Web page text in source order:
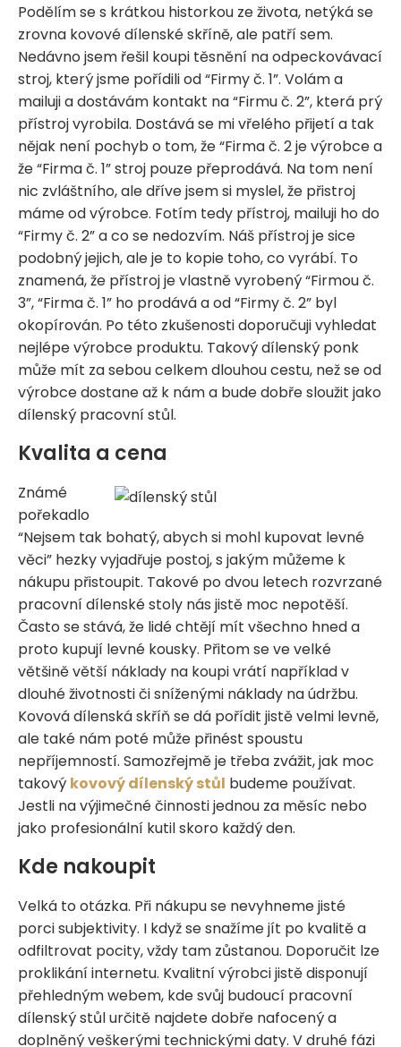
Podělím se s krátkou historkou ze života, netýká se
zrovna kovové dílenské skříně, ale patří sem.
Nedávno jsem řešil koupi těsnění na odpeckovávací
stroj, který jsme pořídili od “Firmy č. 1”. Volám a
mailuji a dostávám kontakt na “Firmu č. 2”, která prý
přístroj vyrobila. Dostává se mi vřelého přijetí a tak
nějak není pochyb o tom, že “Firma č. 2 je výrobce a
že “Firma č. 1” stroj pouze přeprodává. Na tom není
nic zvláštního, ale dříve jsem si myslel, že přistroj
máme od výrobce. Fotím tedy přístroj, mailuji ho do
“Firmy č. 2” a co se nedozvím. Náš přístroj je sice
podobný jejich, ale je to kopie toho, co vyrábí. To
znamená, že přístroj je vlastně vyrobený “Firmou č.
3”, “Firma č. 1” ho prodává a od “Firmy č. 2” byl
okopírován. Po této zkušenosti doporučuji vyhledat
nejlépe výrobce produktu. Takový dílenský ponk
může mít za sebou celkem dlouhou cestu, než se od
výrobce dostane až k nám a bude dobře sloužit jako
dílenský pracovní stůl.
Kvalita a cena
Známé
pořekadlo
“Nejsem tak bohatý, abych si mohl kupovat levné
věci” hezky vyjadřuje postoj, s jakým můžeme k
nákupu přistoupit. Takové po dvou letech rozvrzané
pracovní dílenské stoly nás jistě moc nepotěší.
Často se stává, že lidé chtějí mít všechno hned a
proto kupují levné kousky. Přitom se ve velké
většině větší náklady na koupi vrátí například v
dlouhé životnosti či sníženými náklady na údržbu.
Kovová dílenská skříň se dá pořídit jistě velmi levně,
ale také nám poté může přinést spoustu
nepříjemností. Samozřejmě je třeba zvážit, jak moc
takový kovový dílenský stůl budeme používat.
Jestli na výjimečné činnosti jednou za měsíc nebo
jako profesionální kutil skoro každý den.
Kde nakoupit
Velká to otázka. Při nákupu se nevyhneme jisté
porci subjektivity. I když se snažíme jít po kvalitě a
odfiltrovat pocity, vždy tam zůstanou. Doporučit lze
proklikání internetu. Kvalitní výrobci jistě disponují
přehledným webem, kde svůj budoucí pracovní
dílenský stůl určitě najdete dobře nafocený a
doplněný veškerými technickými daty. V druhé fázi